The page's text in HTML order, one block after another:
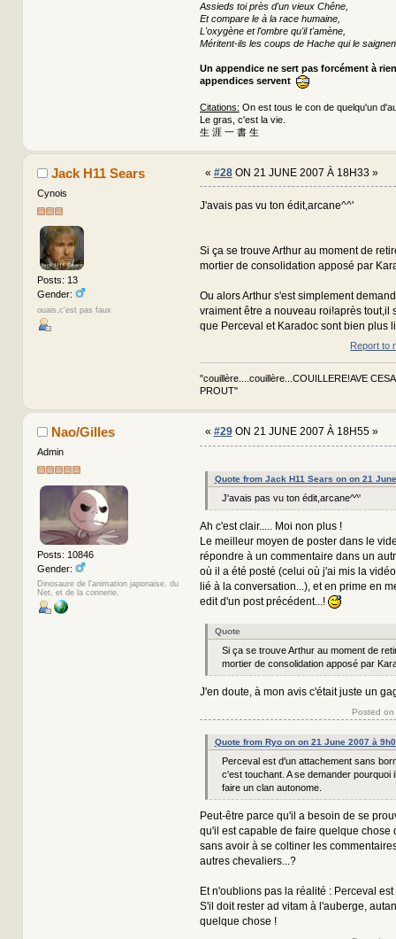
Assieds toi près d'un vieux Chêne,
Et compare le à la race humaine,
L'oxygène et l'ombre qu'il t'amène,
Méritent-ils les coups de Hache qui le
Un appendice ne sert pas forcément à
appendices servent
Citations: On est tous le con de quelqu'un
Le gras, c'est la vie.
生 涯 一 書 生
Jack H11 Sears
Cynois
Posts: 13
Gender:
ouais,c'est pas faux
« #28ON 21 JUNE 2007 À 18H33 »
J'avais pas vu ton édit,arcane^^'
Si ça se trouve Arthur au moment de
mortier de consolidation apposé par
Ou alors Arthur s'est simplement
vraiment être a nouveau roi!après tout,il
que Perceval et Karadoc sont bien plus
Report to
"couillère....couillère...COUILLERE!AVE
PROUT"
Nao/Gilles
Admin
Posts: 10846
Gender:
Dinosaure de l'animation japonaise, du
Net, et de la connerie.
« #29ON 21 JUNE 2007 À 18H55 »
Quote from Jack H11 Sears on on 21
J'avais pas vu ton édit,arcane^^'
Ah c'est clair..... Moi non plus !
Le meilleur moyen de poster dans le
répondre à un commentaire dans un
où il a été posté (celui où j'ai mis la
lié à la conversation...), et en prime en
edit d'un post précédent...!
Quote
Si ça se trouve Arthur au moment de
mortier de consolidation apposé par
J'en doute, à mon avis c'était juste un
Posted
Quote from Ryo on on 21 June 2007 à
Perceval est d'un attachement sans
c'est touchant. A se demander pourquoi
faire un clan autonome.
Peut-être parce qu'il a besoin de se
qu'il est capable de faire quelque chose
sans avoir à se coltiner les
autres chevaliers...?
Et n'oublions pas la réalité : Perceval
S'il doit rester ad vitam à l'auberge,
quelque chose !